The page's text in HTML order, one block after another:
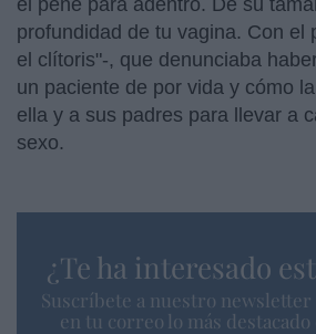
profundidad de tu vagina. Con el
el clítoris"-, que denunciaba
un paciente de por vida y cómo
ella y a sus padres para llevar a
sexo.
¿Te ha interesado
Suscríbete a nuestro newsletter
en tu correo lo más